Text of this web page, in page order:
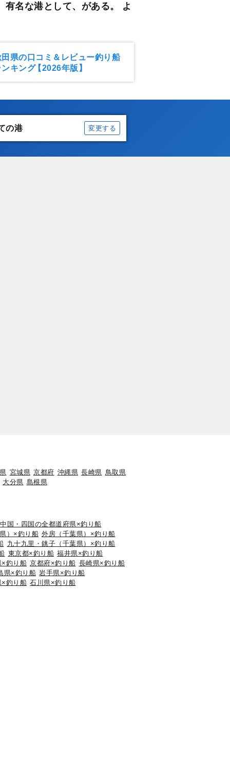
名な港として、がある。 よ
田県の口コミ＆レビュー釣り船
ンキング【2026年版】
の港 変更する
宮城県 京都府 沖縄県 長崎県 鳥取県
大分県 島根県
中国・四国の全都道府県×釣り船
）×釣り船 外房（千葉県）×釣り船
九十九里・銚子（千葉県）×釣り船
東京都×釣り船 福井県×釣り船
×釣り船 京都府×釣り船 長崎県×釣り船
県×釣り船 岩手県×釣り船
×釣り船 石川県×釣り船